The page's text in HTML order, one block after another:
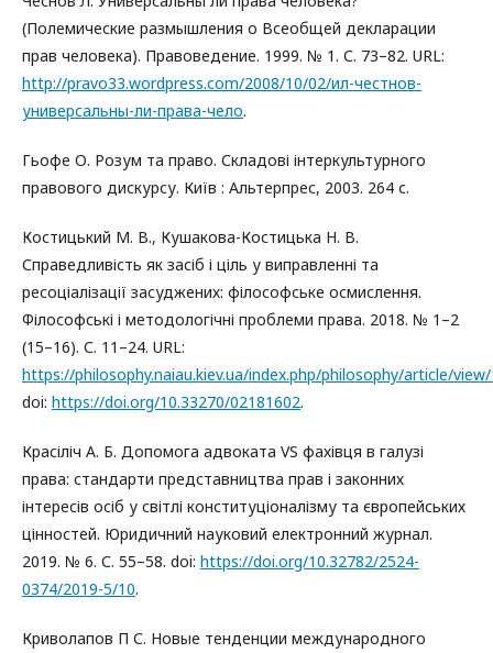
(Полемические размышления о Всеобщей декларации
прав человека). Правоведение. 1999. № 1. С. 73–82. URL:
http://pravo33.wordpress.com/2008/10/02/ил-честнов-
универсальны-ли-права-чело.
Гьофе О. Розум та право. Складові інтеркультурного
правового дискурсу. Київ : Альтерпрес, 2003. 264 с.
Костицький М. В., Кушакова-Костицька Н. В.
Справедливість як засіб і ціль у виправленні та
ресоціалізації засуджених: філософське осмислення.
Філософські і методологічні проблеми права. 2018. № 1–2
(15–16). С. 11–24. URL:
https://philosophy.naiau.kiev.ua/index.php/philosophy/article/
doi: https://doi.org/10.33270/02181602.
Красіліч А. Б. Допомога адвоката VS фахівця в галузі
права: стандарти представництва прав і законних
інтересів осіб у світлі конституціоналізму та європейських
цінностей. Юридичний науковий електронний журнал.
2019. № 6. С. 55–58. doi: https://doi.org/10.32782/2524-
0374/2019-5/10.
Криволапов П С. Новые тенденции международного